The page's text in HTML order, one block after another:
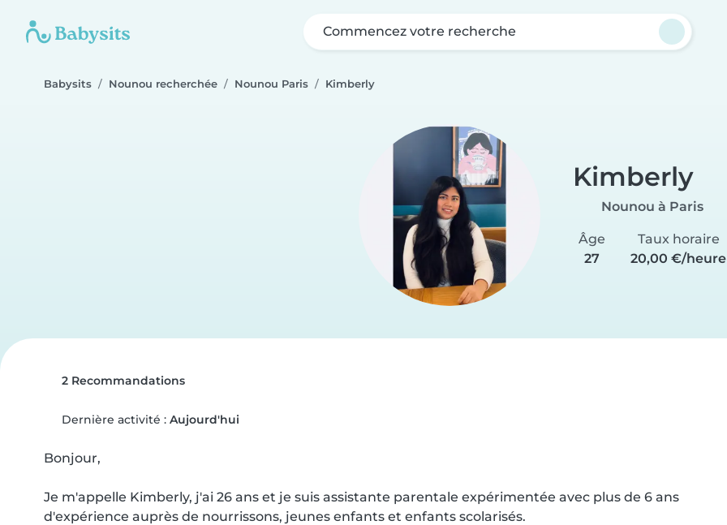
Commencez votre recherche
Babysits Nounou recherchée Nounou Paris Kimberly
Kimberly
Nounou à Paris
Âge
27
Taux horaire
20,00 €/heure
2 Recommandations
Dernière activité : Aujourd'hui
Bonjour,
Je m'appelle Kimberly, j'ai 26 ans et je suis assistante parentale expérimentée avec plus de 6 ans
d'expérience auprès de nourrissons, jeunes enfants et enfants scolarisés.